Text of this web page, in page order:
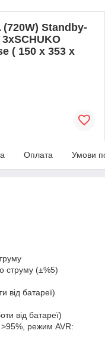
Standby-
( 150 х 353 х
Оплата Умови
струму (±%5)
від батареї)
від батареї)
режим AVR: